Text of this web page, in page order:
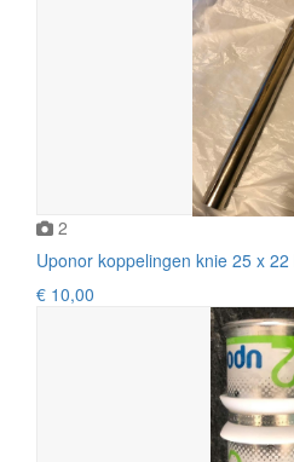
2
Uponor koppelingen knie 25 x
€ 10,00